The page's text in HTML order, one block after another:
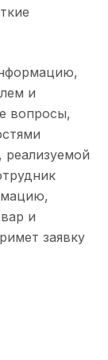
и
вопросы,
реализуемой
и
заявку